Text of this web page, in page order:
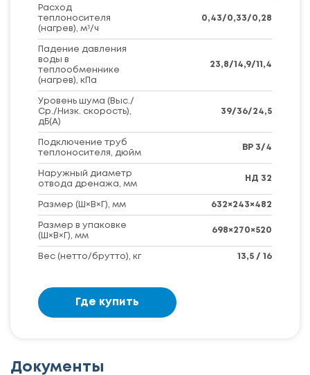
Расход
теплоносителя
(нагрев), м³/ч
0,43/0,33/0,28
Падение давления
воды в
теплообменнике
(нагрев), кПа
23,8/14,9/11,4
Уровень шума (Выс./
Ср./Низк. скорость),
дБ(А)
39/36/24,5
Подключение труб
теплоносителя, дюйм
ВР 3/4
Наружный диаметр
отвода дренажа, мм
НД 32
Размер (Ш×В×Г), мм 632×243×482
Размер в упаковке
(Ш×В×Г), мм
698×270×520
Вес (нетто/брутто), кг 13,5 / 16
Где купить
Документы